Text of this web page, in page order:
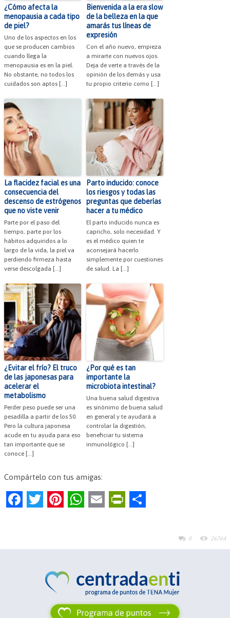
0 26764
¿Cómo afecta la
menopausia a cada tipo
de piel?
Uno de los aspectos en los
que se producen cambios
cuando llega la
menopausia es en la piel.
No obstante, no todos los
cuidados son aptos […]
Bienvenida a la era slow
de la belleza en la que
amarás tus líneas de
expresión
Con el año nuevo, empieza
a mirarte con nuevos ojos.
Deja de verte a través de la
opinión de los demás y usa
tu propio criterio como […]
La flacidez facial es una
consecuencia del
descenso de estrógenos
que no viste venir
Parte por el paso del
tiempo, parte por los
hábitos adquiridos a lo
largo de la vida, la piel va
perdiendo firmeza hasta
verse descolgada […]
Parto inducido: conoce
los riesgos y todas las
preguntas que deberías
hacer a tu médico
El parto inducido nunca es
capricho, solo necesidad. Y
es el médico quien te
aconsejará hacerlo
simplemente por cuestiones
de salud. La […]
¿Evitar el frío? El truco
de las japonesas para
acelerar el
metabolismo
Perder peso puede ser una
pesadilla a partir de los 50.
Pero la cultura japonesa
acude en tu ayuda para eso
tan importante que se
conoce […]
¿Por qué es tan
importante la
microbiota intestinal?
Una buena salud digestiva
es sinónimo de buena salud
en general y te ayudará a
controlar la digestión,
beneficiar tu sistema
inmunológico […]
Compártelo con tus amigas:
F
e
T
er
Pi
es
W
s
p
p
E
l
Pr
ri
n
dl
y
p
tir